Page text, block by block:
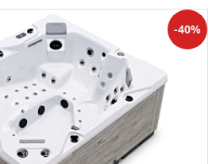
3F/380V/50Гц
40